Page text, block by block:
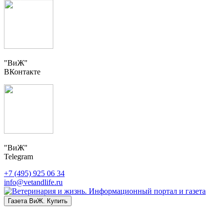
"ВиЖ"
ВКонтакте
"ВиЖ"
Telegram
+7 (495) 925 06 34
info@vetandlife.ru
Газета ВиЖ. Купить